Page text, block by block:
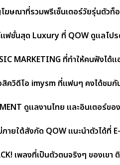
ฆษณาที่รวมพรีเซ็นเตอร์วัยรุ่นตัว
แฟชั่นสุด Luxury ที่ QOW ดูแลโ
MARKETING ที่ทำให้คนฟังได้
สิควิดีโอ imysm ที่แฟนๆ คงได้ชม
ดูแลงานไทย และอินเตอร์ขอ
ายใต้สังกัด QOW แนะนำตัวได้ที่
เพลงที่เป็นตัวตนจริงๆ ของเขา